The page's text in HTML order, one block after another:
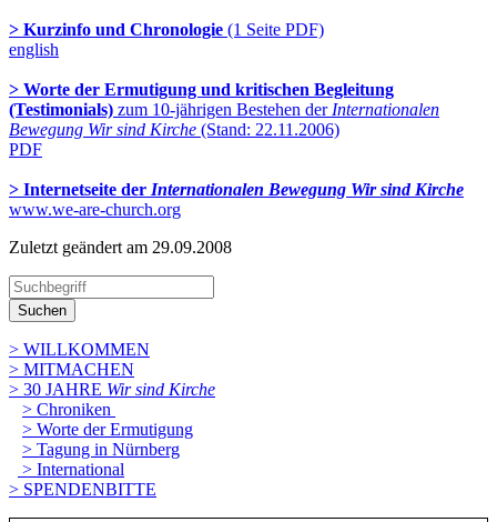
> Kurzinfo und Chronologie (1 Seite PDF)
english
> Worte der Ermutigung und kritischen Begleitung
(Testimonials) zum 10-jährigen Bestehen der Internationalen
Bewegung Wir sind Kirche (Stand: 22.11.2006)
PDF
> Internetseite der Internationalen Bewegung Wir sind Kirche
www.we-are-church.org
Zuletzt geändert am 29­.09.2008
Suchen
> WILLKOMMEN
> MITMACHEN
> 30 JAHRE Wir sind Kirche
> Chroniken
> Worte der Ermutigung
> Tagung in Nürnberg
> International
> SPENDENBITTE